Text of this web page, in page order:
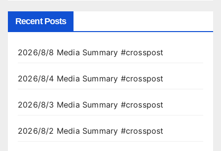
Recent Posts
2026/8/8 Media Summary #crosspost
2026/8/4 Media Summary #crosspost
2026/8/3 Media Summary #crosspost
2026/8/2 Media Summary #crosspost